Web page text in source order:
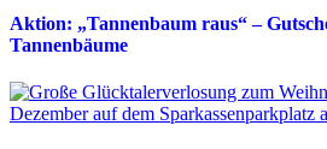
Aktion: „Tannenbaum raus“ –
Tannenbäume